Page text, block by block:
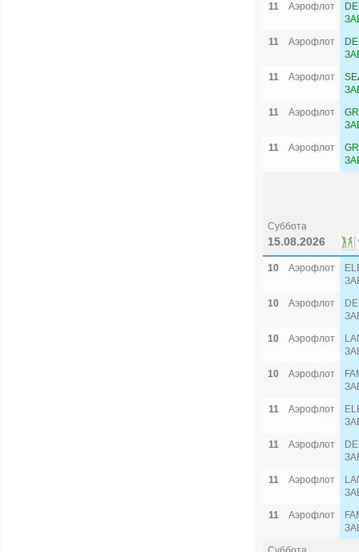
11
Аэрофлот
11
Аэрофлот
11
Аэрофлот
11
Аэрофлот
11
Аэрофлот
Суббота
15.08.2026
10 Аэрофлот
10
Аэрофлот
10
Аэрофлот
10
Аэрофлот
11
Аэрофлот
11
Аэрофлот
11
Аэрофлот
11
Аэрофлот